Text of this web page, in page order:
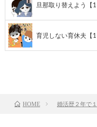
旦那取り替えよう【1
育児しない育休夫【1
HOME 婚活歴２年で